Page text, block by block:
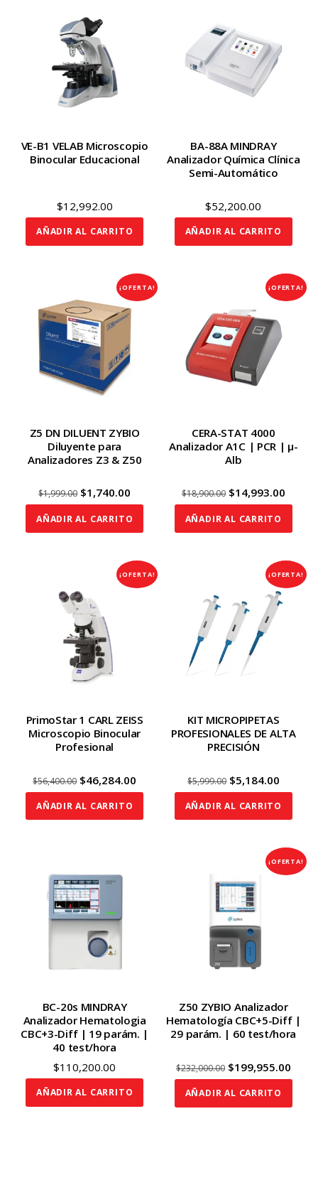
VE-B1 VELAB Microscopio
Binocular Educacional
$12,992.00
AÑADIR AL CARRITO
BA-88A MINDRAY
Analizador Química Clínica
Semi-Automático
$52,200.00
AÑADIR AL CARRITO
¡OFERTA!
Z5 DN DILUENT ZYBIO
Diluyente para
Analizadores Z3 & Z50
$1,999.00 Original
$1,740.00
price
AÑADIR AL CARRITO
¡OFERTA!
CERA-STAT 4000
Analizador A1C | PCR | μ-
Alb
$18,900.00 Original
$14,993.00
price
AÑADIR AL CARRITO
¡OFERTA!
PrimoStar 1 CARL ZEISS
Microscopio Binocular
Profesional
$56,400.00 Original
price
$46,284.00
price
AÑADIR AL CARRITO
¡OFERTA!
KIT MICROPIPETAS
PROFESIONALES DE ALTA
PRECISIÓN
$5,999.00 Original
price
$5,184.00
price
AÑADIR AL CARRITO
BC-20s MINDRAY
Analizador Hematologia
CBC+3-Diff | 19 parám. |
40 test/hora
$110,200.00
AÑADIR AL CARRITO
¡OFERTA!
Z50 ZYBIO Analizador
Hematología CBC+5-Diff |
29 parám. | 60 test/hora
$232,000.00 Original
price
$199,955.00
price
AÑADIR AL CARRITO